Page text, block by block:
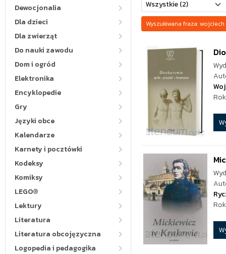
Dewocjonalia
Dla dzieci
Dla zwierząt
Do nauki zawodu
Dom i ogród
Elektronika
Encyklopedie
Gry
Języki obce
Kalendarze
Karnety i pocztówki
Kodeksy
Komiksy
LEGO®
Lektury
Literatura
Literatura obcojęzyczna
Logopedia i pedagogika
Wyszukiwana fraza: